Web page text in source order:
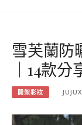
雪芙蘭防
｜14款分
開架彩妝